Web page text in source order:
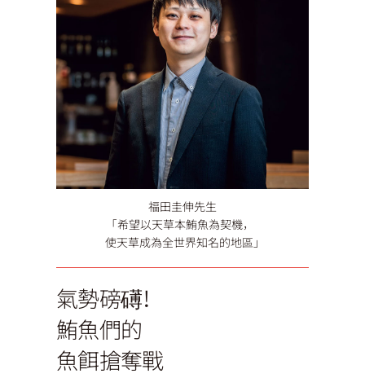
福田圭伸先生
「希望以天草本鮪魚為契機，
使天草成為全世界知名的地區」
氣勢磅礡！
鮪魚們的
魚餌搶奪戰